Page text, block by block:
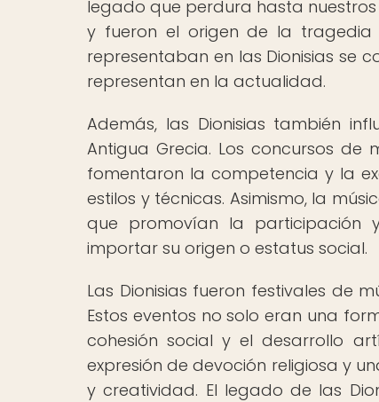
legado que perdura hasta
y fueron el origen de la
representaban en las Dionisias se
representan en la actualidad.
Además, las Dionisias también
Antigua Grecia. Los concursos
fomentaron la competencia y la
estilos y técnicas. Asimismo, la
que promovían la participación
importar su origen o estatus social.
Las Dionisias fueron festivales de
Estos eventos no solo eran una
cohesión social y el desarrollo
expresión de devoción religiosa y
y creatividad. El legado de las